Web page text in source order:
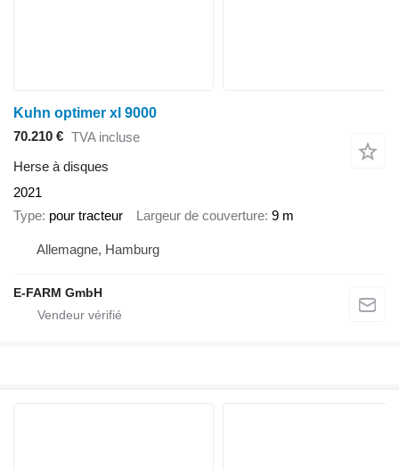
Kuhn optimer xl 9000
70.210 € TVA incluse
Herse à disques
2021
Type pour tracteur Largeur de couverture 9 m
Allemagne, Hamburg
E-FARM GmbH